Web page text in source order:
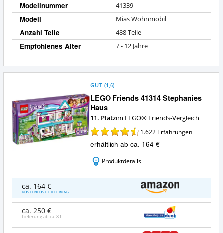
Modellnummer 41339
Modell Mias Wohnmobil
Anzahl Teile 488 Teile
Empfohlenes Alter 7 - 12 Jahre
LEGO Friends 41314 Stephanies
Haus
GUT (1,6)
11. Platzim LEGO® Friends-Vergleich
1.622 Erfahrungen
erhältlich ab ca. 164 €
Produktdetails
LEGO
Friends
41314
Stephanies
Haus
Angebote:
ca. 164 €
KOSTENLOSE LIEFERUNG
ca. 250 €
Lieferung ab ca.8 €